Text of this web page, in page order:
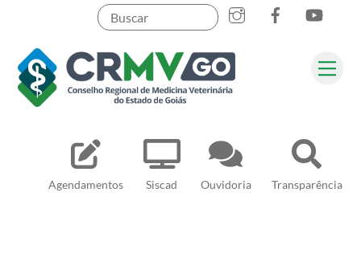
content
Agendamentos Siscad Ouvidoria Transparência
Pesquisar